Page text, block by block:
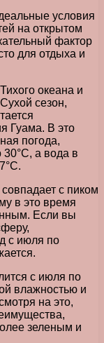
условия
на открытом
фактор
для отдыха и
океана и
сезон,
Гуама. В это
погода,
30°C, а вода в
с пиком
в это время
Если вы
с июля по
с июля по
влажностью и
на это,
зеленым и